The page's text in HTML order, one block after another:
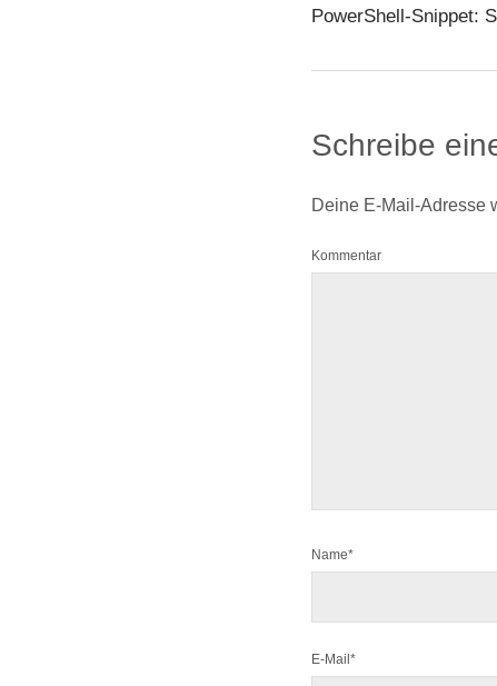
PowerShell-Snippet:
Schreibe
Deine E-Mail-Adresse
Kommentar
Name*
E-Mail*